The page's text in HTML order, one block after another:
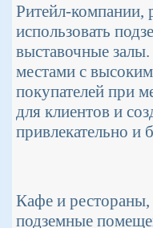
Ритейл-компании,
использовать
выставочные
местами с
покупателей при
для клиентов и
привлекательно и
Кафе и
подземные